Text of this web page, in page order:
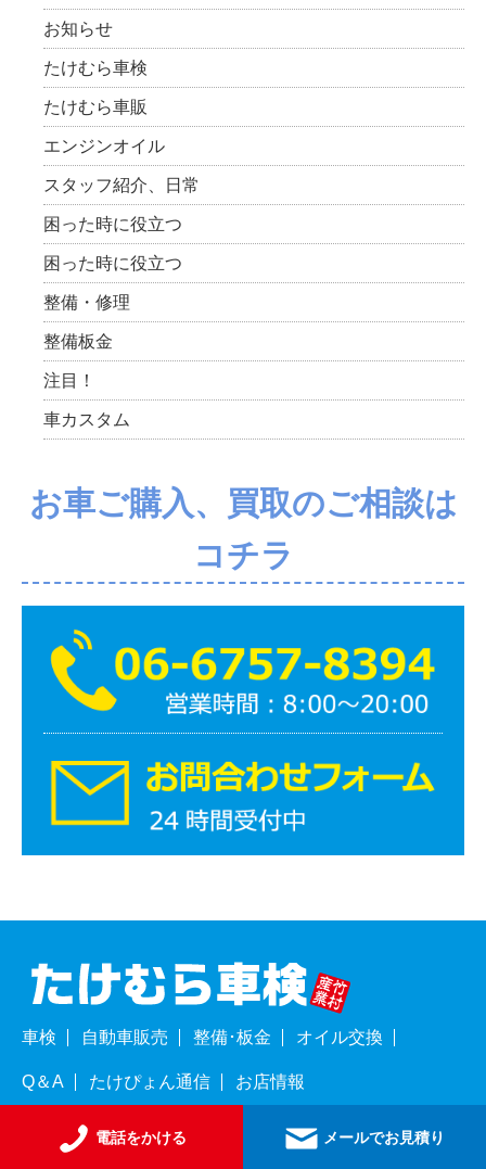
お知らせ
たけむら車検
たけむら車販
エンジンオイル
スタッフ紹介、日常
困った時に役立つ
困った時に役立つ
整備・修理
整備板金
注目！
車カスタム
お車ご購入、買取のご相談は
コチラ
電話をかける メールでお見積り
車検 自動車販売 整備･板金 オイル交換
Q＆A たけぴょん通信 お店情報
Copyright © 2017 Takemurashaken. All Rights Reserved.